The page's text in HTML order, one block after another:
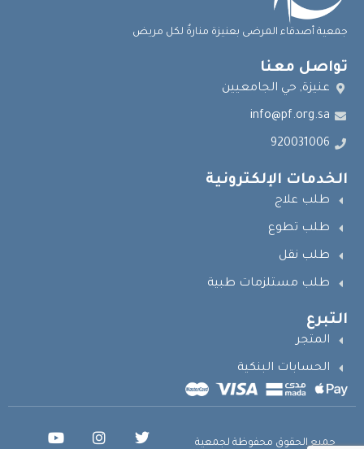
التبرع
المتجر
الحسابات البنكية
الخدمات الإلكترونية
طلب علاج
طلب تطوع
طلب نقل
طلب مستلزمات طبية
تواصل معنا
عنيزة, حي الجامعيين
info@pf.org.sa
920031006
جمعية أصدقاء المرضى بعنيزة منارةٌ لكل مريض
جميع الحقوق محفوظة لجمعية